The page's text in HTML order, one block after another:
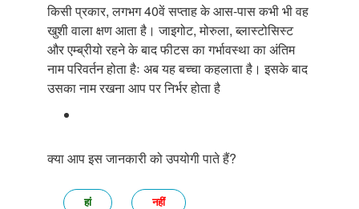
किसी प्रकार, लगभग 40वें सप्ताह के आस-पास कभी भी वह
खुशी वाला क्षण आता है। जाइगोट, मोरुला, ब्लास्टोसिस्ट
और एम्ब्रीयो रहने के बाद फीटस का गर्भावस्था का अंतिम
नाम परिवर्तन होता हैः अब यह बच्चा कहलाता है। इसके बाद
उसका नाम रखना आप पर निर्भर होता है
क्या आप इस जानकारी को उपयोगी पाते हैं?
हां नहीं